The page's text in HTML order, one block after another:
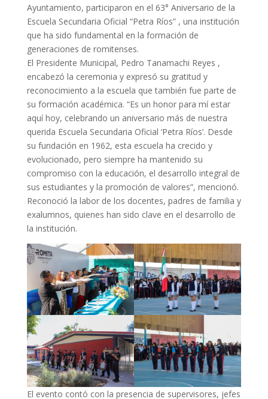
Ayuntamiento, participaron en el 63° Aniversario de la
Escuela Secundaria Oficial “Petra Ríos” , una institución
que ha sido fundamental en la formación de
generaciones de romitenses.
El Presidente Municipal, Pedro Tanamachi Reyes ,
encabezó la ceremonia y expresó su gratitud y
reconocimiento a la escuela que también fue parte de
su formación académica. “Es un honor para mí estar
aquí hoy, celebrando un aniversario más de nuestra
querida Escuela Secundaria Oficial ‘Petra Ríos’. Desde
su fundación en 1962, esta escuela ha crecido y
evolucionado, pero siempre ha mantenido su
compromiso con la educación, el desarrollo integral de
sus estudiantes y la promoción de valores”, mencionó.
Reconoció la labor de los docentes, padres de familia y
exalumnos, quienes han sido clave en el desarrollo de
la institución.
El evento contó con la presencia de supervisores, jefes